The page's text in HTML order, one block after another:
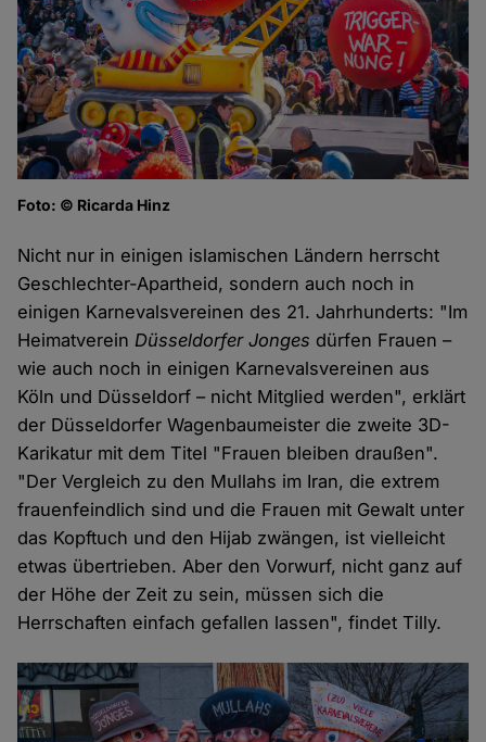
Foto: © Ricarda Hinz
Nicht nur in einigen islamischen Ländern herrscht
Geschlechter-Apartheid, sondern auch noch in
einigen Karnevalsvereinen des 21. Jahrhunderts: "Im
Heimatverein Düsseldorfer Jonges dürfen Frauen –
wie auch noch in einigen Karnevalsvereinen aus
Köln und Düsseldorf – nicht Mitglied werden", erklärt
der Düsseldorfer Wagenbaumeister die zweite 3D-
Karikatur mit dem Titel "Frauen bleiben draußen".
"Der Vergleich zu den Mullahs im Iran, die extrem
frauenfeindlich sind und die Frauen mit Gewalt unter
das Kopftuch und den Hijab zwängen, ist vielleicht
etwas übertrieben. Aber den Vorwurf, nicht ganz auf
der Höhe der Zeit zu sein, müssen sich die
Herrschaften einfach gefallen lassen", findet Tilly.